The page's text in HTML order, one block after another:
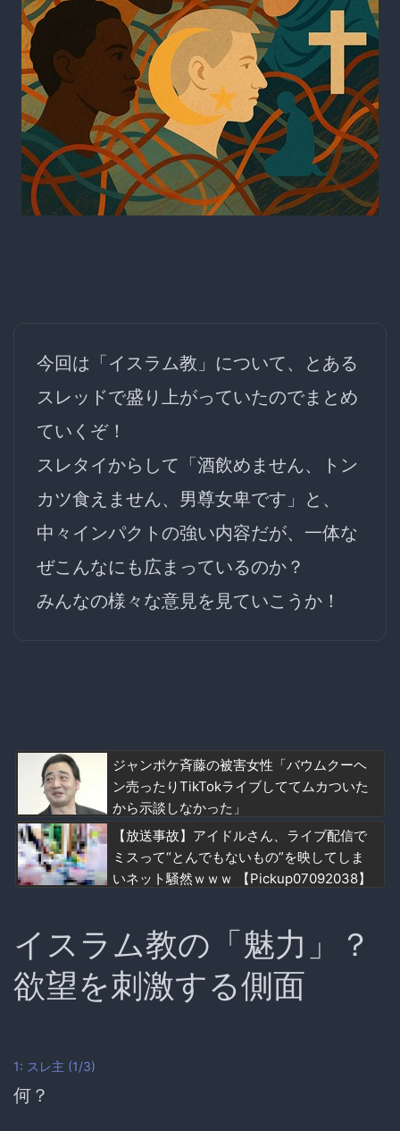
今回は「イスラム教」について、とある
スレッドで盛り上がっていたのでまとめ
ていくぞ！
スレタイからして「酒飲めません、トン
カツ食えません、男尊女卑です」と、
中々インパクトの強い内容だが、一体な
ぜこんなにも広まっているのか？
みんなの様々な意見を見ていこうか！
ジャンポケ斉藤の被害女性「バウムクーヘ
ン売ったりTikTokライブしててムカついた
から示談しなかった」
【放送事故】アイドルさん、ライブ配信で
ミスって“とんでもないもの”を映してしま
いネット騒然ｗｗｗ 【Pickup07092038】
イスラム教の「魅力」？
欲望を刺激する側面
1: スレ主 (1/3)
何？